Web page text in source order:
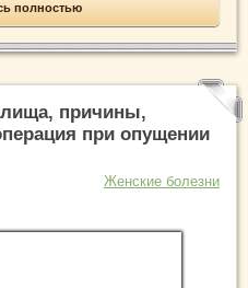
полностью
причины,
при опущении
Женские болезни